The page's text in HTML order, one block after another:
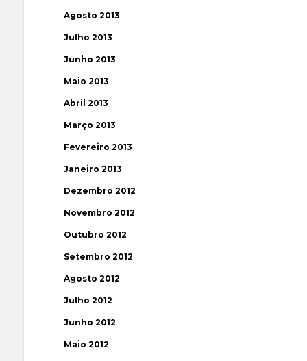
Agosto 2013
Julho 2013
Junho 2013
Maio 2013
Abril 2013
Março 2013
Fevereiro 2013
Janeiro 2013
Dezembro 2012
Novembro 2012
Outubro 2012
Setembro 2012
Agosto 2012
Julho 2012
Junho 2012
Maio 2012